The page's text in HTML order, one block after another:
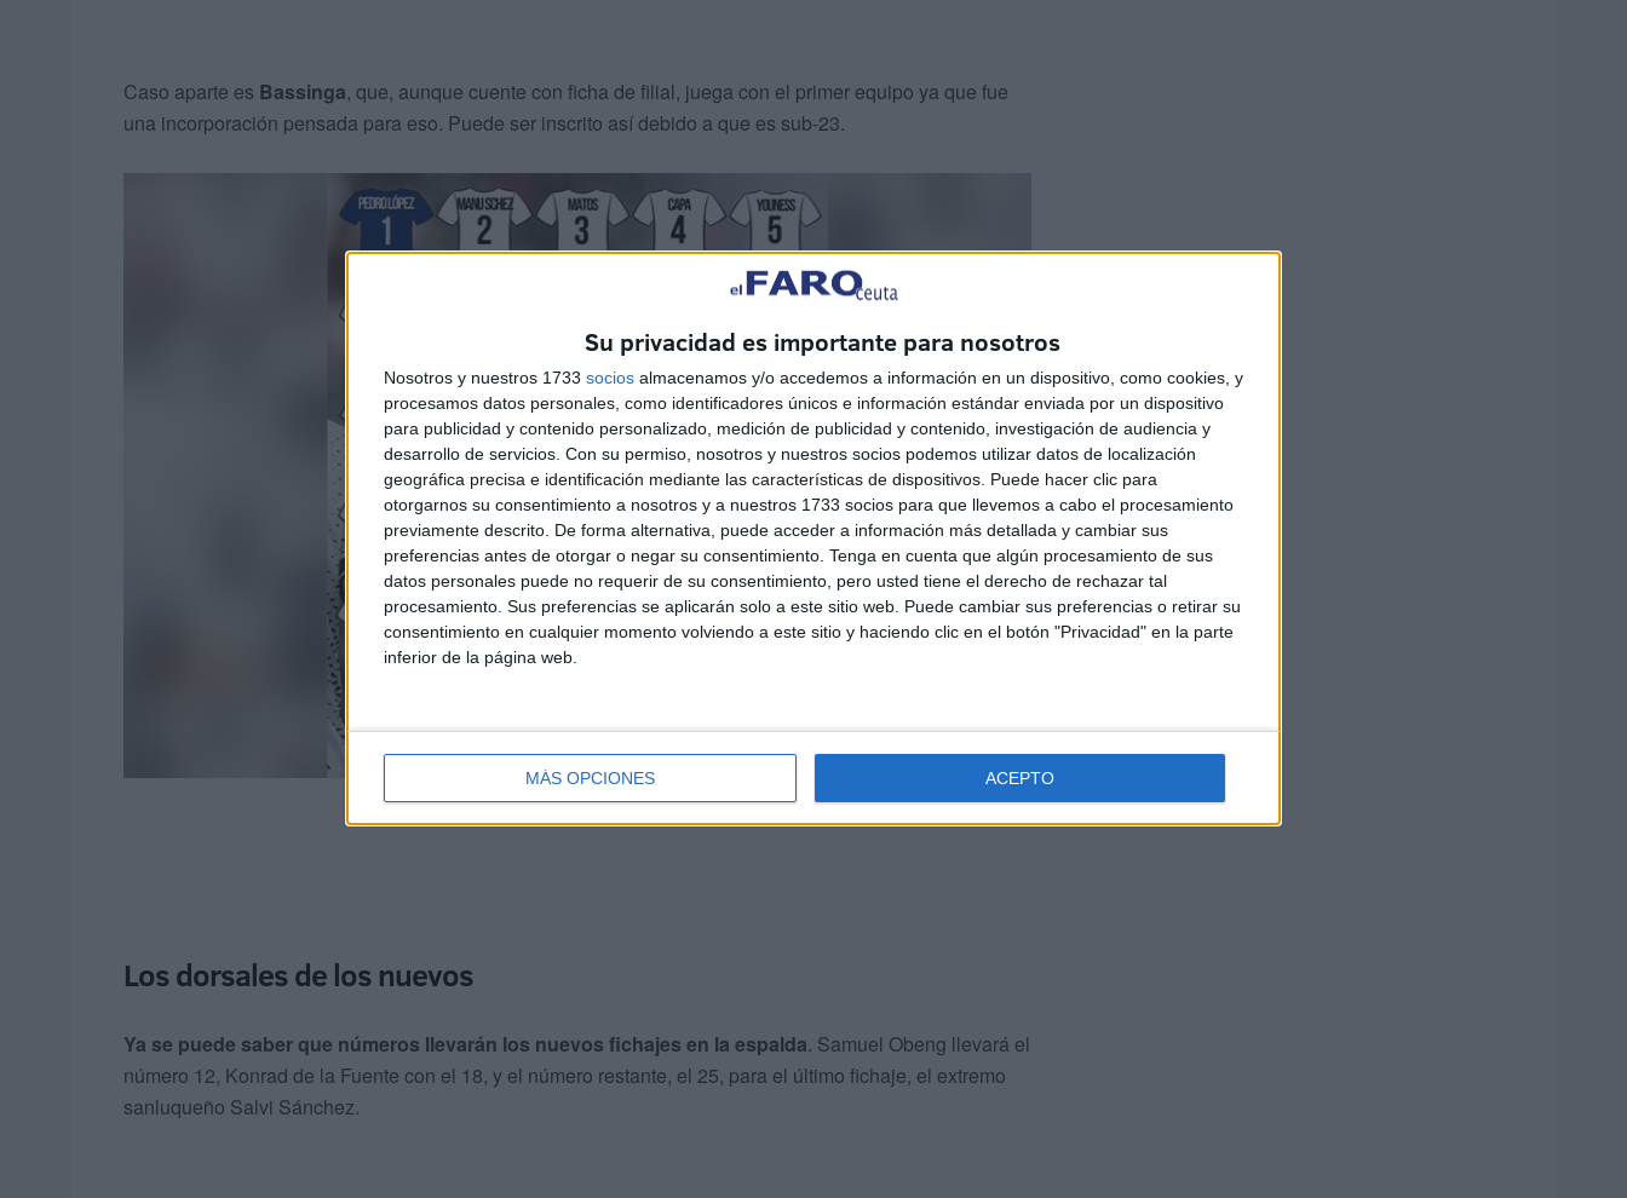
Su privacidad es importante para nosotros
Nosotros y nuestros 1733 socios almacenamos y/o accedemos a información en un dispositivo, como cookies, y
procesamos datos personales, como identificadores únicos e información estándar enviada por un dispositivo
para publicidad y contenido personalizado, medición de publicidad y contenido, investigación de audiencia y
desarrollo de servicios. Con su permiso, nosotros y nuestros socios podemos utilizar datos de localización
geográfica precisa e identificación mediante las características de dispositivos. Puede hacer clic para
otorgarnos su consentimiento a nosotros y a nuestros 1733 socios para que llevemos a cabo el procesamiento
previamente descrito. De forma alternativa, puede acceder a información más detallada y cambiar sus
preferencias antes de otorgar o negar su consentimiento. Tenga en cuenta que algún procesamiento de sus
datos personales puede no requerir de su consentimiento, pero usted tiene el derecho de rechazar tal
procesamiento. Sus preferencias se aplicarán solo a este sitio web. Puede cambiar sus preferencias o retirar su
consentimiento en cualquier momento volviendo a este sitio y haciendo clic en el botón "Privacidad" en la parte
inferior de la página web.
MÁS OPCIONES ACEPTO
Caso aparte es Bassinga, que, aunque cuente con ficha de filial, juega con el primer equipo ya que fue
una incorporación pensada para eso. Puede ser inscrito así debido a que es sub-23.
Los dorsales de los nuevos
Ya se puede saber que números llevarán los nuevos fichajes en la espalda. Samuel Obeng llevará el
número 12, Konrad de la Fuente con el 18, y el número restante, el 25, para el último fichaje, el extremo
sanluqueño Salvi Sánchez.